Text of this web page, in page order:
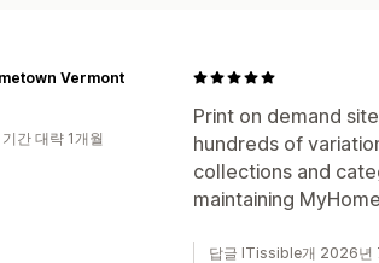
Print on demand
hundreds of
collections and
maintaining
Vermont
간 대략 1개월
답글 ITissible개 2026년